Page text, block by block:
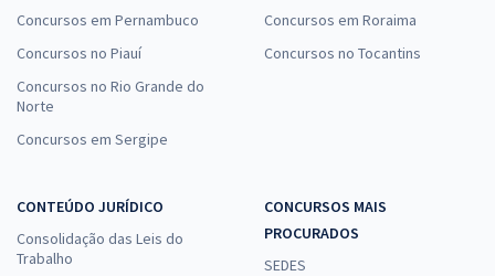
Concursos em Pernambuco
Concursos no Piauí
Concursos no Rio Grande do
Norte
Concursos em Sergipe
Concursos em Roraima
Concursos no Tocantins
CONTEÚDO JURÍDICO
Consolidação das Leis do
Trabalho
CONCURSOS MAIS
PROCURADOS
SEDES